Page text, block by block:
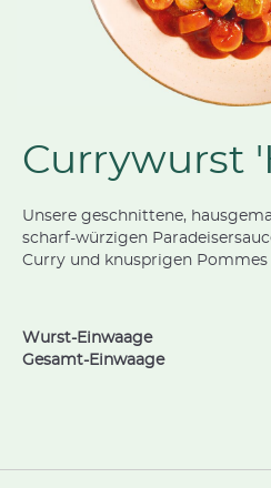
Currywurst
Unsere geschnittene,
scharf-würzigen
Curry und knusprigen Pommes
Wurst-Einwaage
Gesamt-Einwaage